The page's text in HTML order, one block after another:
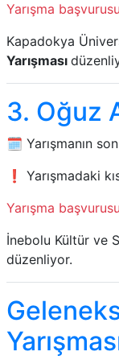
Yarışma
Kapadokya
Yarışması
3. Oğuz
🗓️ Yarışmanın
❗ Yarışmadaki
Yarışma
İnebolu Kültür ve
düzenliyor.